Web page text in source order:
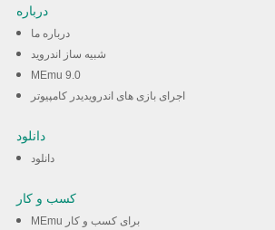
درباره
درباره ما
شبیه ساز اندروید
MEmu 9.0
اجرای بازی های اندرویدیدر کامپیوتر
دانلود
دانلود
کسب و کار
MEmu برای کسب و کار